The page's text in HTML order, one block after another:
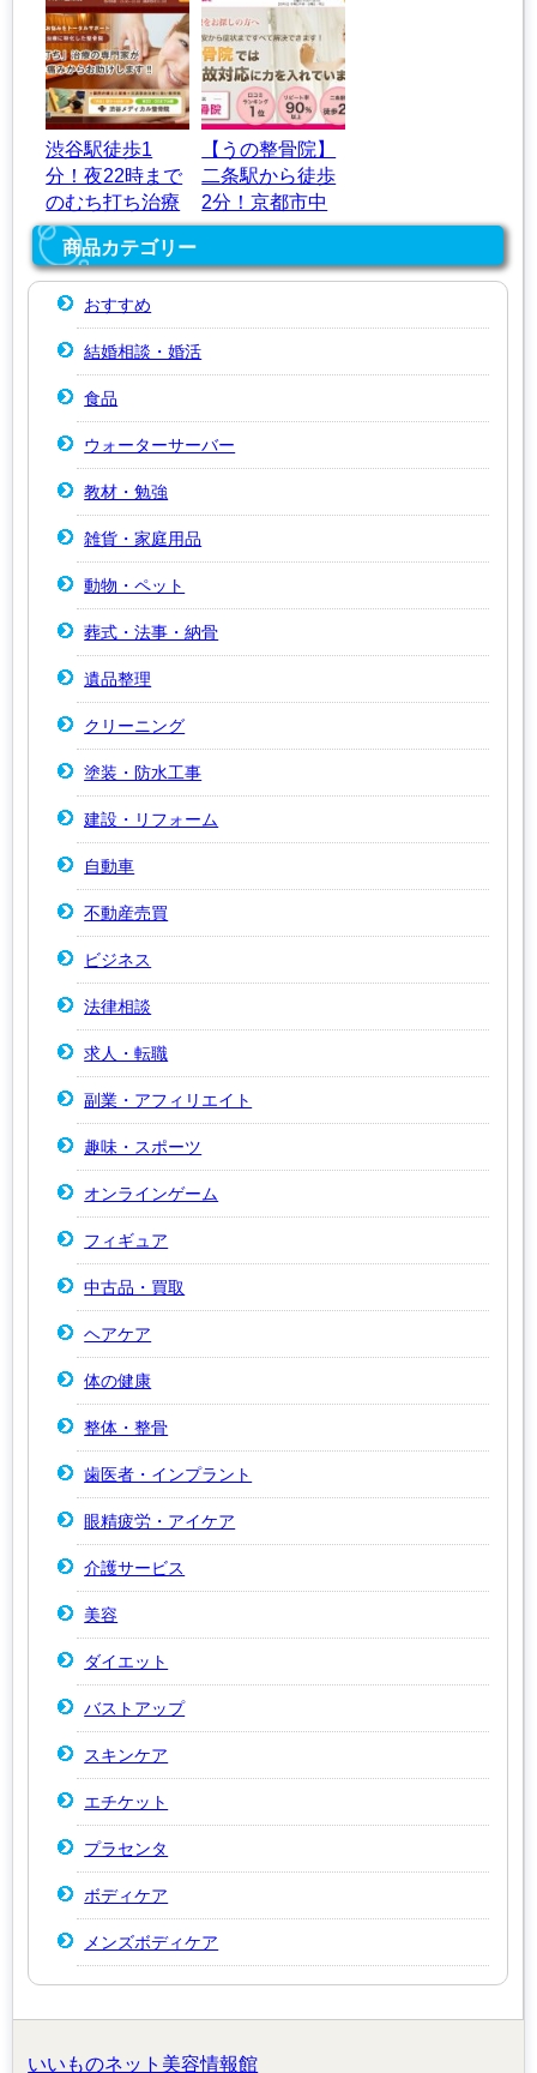
整体院
渋谷駅徒歩1
分！夜22時まで
のむち打ち治療
｜渋谷メディカ
ル整骨院
【うの整骨院】
二条駅から徒歩
2分！京都市中
京区の交通事故
商品カテゴリー
おすすめ
結婚相談・婚活
食品
ウォーターサーバー
教材・勉強
雑貨・家庭用品
動物・ペット
葬式・法事・納骨
遺品整理
クリーニング
塗装・防水工事
建設・リフォーム
自動車
不動産売買
ビジネス
法律相談
求人・転職
副業・アフィリエイト
趣味・スポーツ
オンラインゲーム
フィギュア
中古品・買取
ヘアケア
体の健康
整体・整骨
歯医者・インプラント
眼精疲労・アイケア
介護サービス
美容
ダイエット
バストアップ
スキンケア
エチケット
プラセンタ
ボディケア
メンズボディケア
いいものネット美容情報館